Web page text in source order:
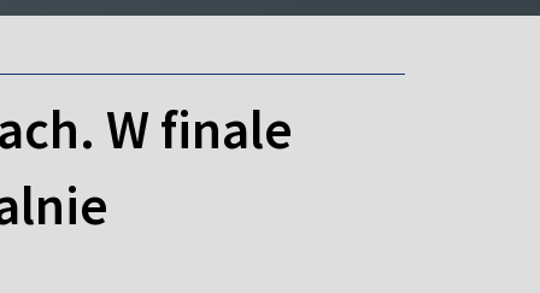
W finale